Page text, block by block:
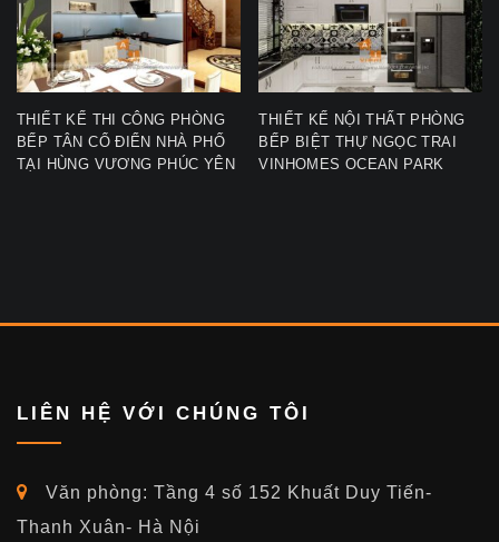
THIẾT KẾ THI CÔNG PHÒNG
BẾP TÂN CỔ ĐIỂN NHÀ PHỐ
TẠI HÙNG VƯƠNG PHÚC YÊN
THIẾT KẾ NỘI THẤT PHÒNG
BẾP BIỆT THỰ NGỌC TRAI
VINHOMES OCEAN PARK
LIÊN HỆ VỚI CHÚNG TÔI
Văn phòng: Tầng 4 số 152 Khuất Duy Tiến-
Thanh Xuân- Hà Nội